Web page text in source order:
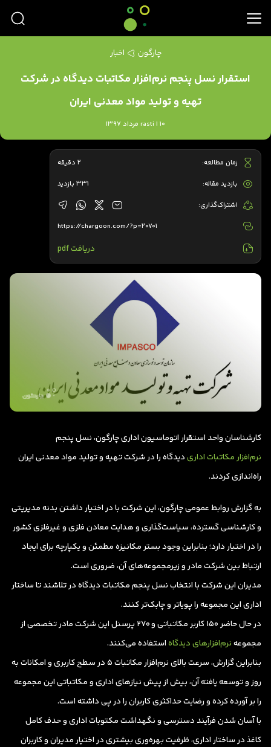
چارگون اخبار
استقرار نسل پنجم نرم‌افزار مکاتبات دیدگاه در شرکت
تهیه و تولید مواد معدنی ایران
rasti | 10 مرداد 1397
کارشناسان واحد استقرار اتوماسیون اداری چارگون،‌ نسل پنجم
نرم‌افزار مکاتبات اداریدیدگاه را در شرکت تهیه و تولید مواد معدنی ایران
راه‌اندازی کردند.
به گزارش روابط عمومی چارگون، این شرکت با در اختیار داشتن بدنه مدیریتی
و کارشناسی گسترده، سیاست‌گذاری و هدایت معادن فلزی و غیرفلزی کشور
را در اختیار دارد؛ بنابراین وجود بستر مکانیزه مطمئن و یکپارچه برای ایجاد
ارتباط بین شرکت مادر و زیرمجموعه‌های آن، ضروری است.
مدیران این شرکت با انتخاب نسل پنجم مکاتبات دیدگاه در تلاشند تا ساختار
اداری این مجموعه را پویاتر و چابک‌تر کنند.
در حال حاضر 150 کاربر مکاتباتی و 270 پرسنل این شرکت مادر تخصصی از
مجموعهنرم‌افزارهای دیدگاهاستفاده می‌کنند.
بنابراین گزارش، سرعت بالای نرم‌افزار مکاتبات 5 در سطح کاربری و امکانات به
روز و توسعه یافته آن، بیش از پیش نیازهای اداری و مکاتباتی این مجموعه
را بر آورده کرده و رضایت حداکثری کاربران را در پی داشته است.
با آسان شدن فرآیند دسترسی و نگهداشت مکتوبات اداری و حدف کامل
کاغذ در ساختار اداری، ظرفیت بهره‌وری بیشتری در اختیار مدیران و کاربران
زمان مطالعه: 2 دقیقه
بازدید مقاله: 331 بازدید
اشتراک‌گذاری:
https://chargoon.com/?p=20701
دریافت pdf